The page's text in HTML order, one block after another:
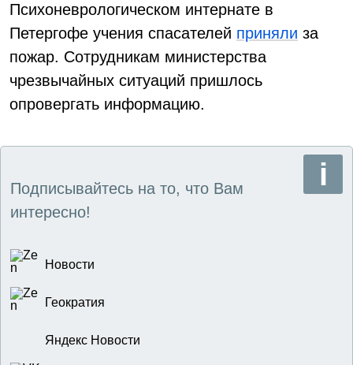
Психоневрологическом интернате в
Петергофе учения спасателей приняли за
пожар. Сотрудникам министерства
чрезвычайных ситуаций пришлось
опровергать информацию.
Подписывайтесь на то, что Вам
интересно!
Новости
Геократия
Яндекс Новости